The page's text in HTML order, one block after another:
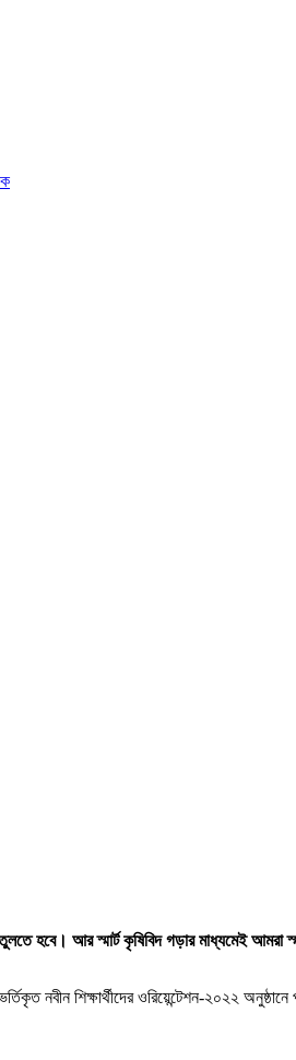
হবে। আর স্মার্ট কৃষিবিদ গড়ার মাধ্যমেই আমরা
নবীন শিক্ষার্থীদের ওরিয়েন্টেশন-২০২২